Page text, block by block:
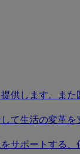
します。ま
て生活の変革を
ポートする